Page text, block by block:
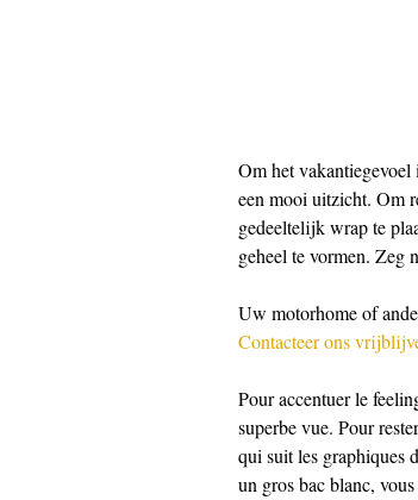
Om het vakantiegevoel
een mooi uitzicht. Om
gedeeltelijk wrap te
geheel te vormen. Zeg
Uw motorhome of
Contacteer ons
Pour accentuer le
superbe vue. Pour
qui suit les graphiques
un gros bac blanc,